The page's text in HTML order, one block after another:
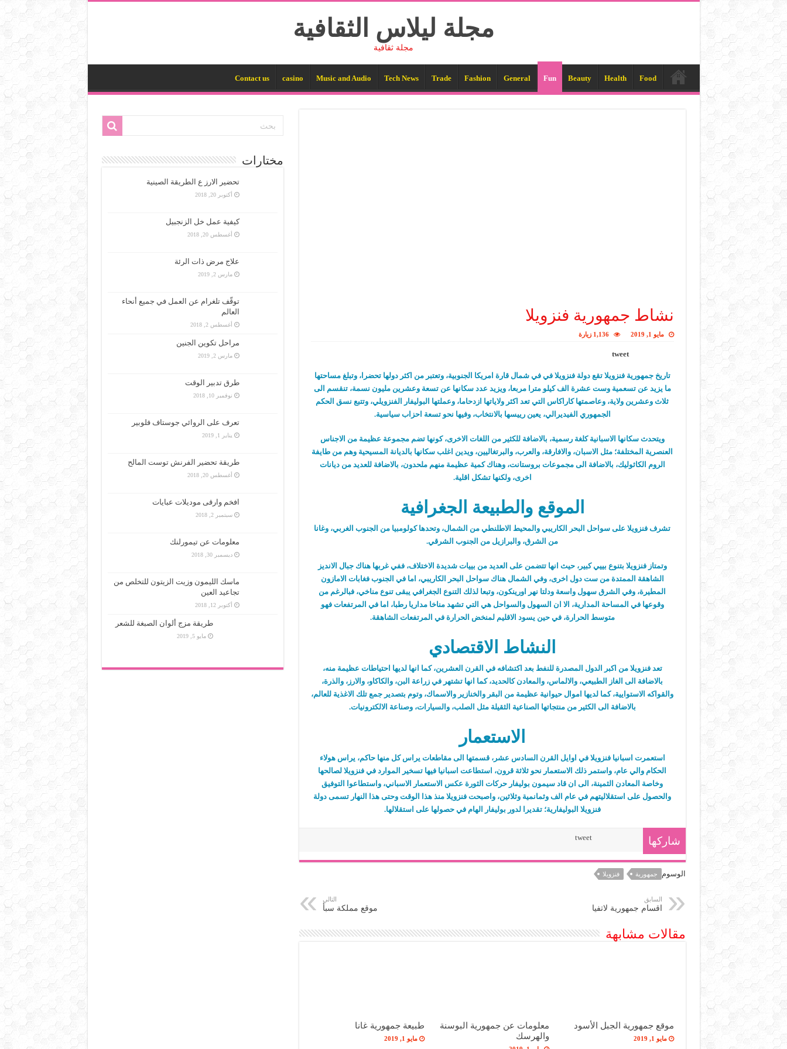
مجلة ليلاس الثقافية
مجلة ثقافية
Food
Health
Beauty
Fun
General
Fashion
Trade
Tech News
Music and Audio
casino
Contact us
نشاط جمهورية فنزويلا
مايو 1, 2019 1,136 زيارة
tweet
تاريخ جمهورية فنزويلا تقع دولة فنزويلا في في شمال قارة امريكا الجنوبية، وتعتبر من اكثر دولها تحضرا، وتبلغ مساحتها
ما يزيد عن تسعمية وست عشرة الف كيلو مترا مربعا، ويزيد عدد سكانها عن تسعة وعشرين مليون نسمة، تنقسم الى
ثلاث وعشرين ولاية، وعاصمتها كاراكاس التي تعد اكثر ولاياتها ازدحاما، وعملتها البوليفار الفنزويلي، وتتبع نسق الحكم
الجمهوري الفيديرالي، يعين رييسها بالانتخاب، وفيها نحو تسعة احزاب سياسية.
ويتحدث سكانها الاسبانية كلغة رسمية، بالاضافة للكثير من اللغات الاخرى، كونها تضم مجموعة عظيمة من الاجناس
العنصرية المختلفة؛ مثل الاسبان، والافارقة، والعرب، والبرتغاليين، ويدين اغلب سكانها بالديانة المسيحية وهم من طايفة
الروم الكاثوليك، بالاضافة الى مجموعات بروستانت، وهناك كمية عظيمة منهم ملحدون، بالاضافة للعديد من ديانات
اخرى، ولكنها تشكل اقلية.
الموقع والطبيعة الجغرافية
تشرف فنزويلا على سواحل البحر الكاريبي والمحيط الاطلنطي من الشمال، وتحدها كولومبيا من الجنوب الغربي، وغانا
من الشرق، والبرازيل من الجنوب الشرقي.
وتمتاز فنزويلا بتنوع بييي كبير، حيث انها تتضمن على العديد من بييات شديدة الاختلاف، ففي غربها هناك جبال الانديز
الشاهقة الممتدة من ست دول اخرى، وفي الشمال هناك سواحل البحر الكاريبي، اما في الجنوب فغابات الامازون
المطيرة، وفي الشرق سهول واسعة ودلتا نهر اورينكون، وتبعا لذلك التنوع الجغرافي يبقى تنوع مناخي، فبالرغم من
وقوعها في المساحة المدارية، الا ان السهول والسواحل هي التي تشهد مناخا مداريا رطبا، اما في المرتفعات فهو
متوسط الحرارة، في حين يسود الاقليم لمنخض الحرارة في المرتفعات الشاهقة.
النشاط الاقتصادي
تعد فنزويلا من اكبر الدول المصدرة للنفط بعد اكتشافه في القرن العشرين، كما انها لديها احتياطات عظيمة منه،
بالاضافة الى الغاز الطبيعي، والالماس، والمعادن كالحديد، كما انها تشتهر في زراعة البن، والكاكاو، والارز، والذرة،
والقواكه الاستوايية، كما لديها اموال حيوانية عظيمة من البقر والخنازير والاسماك، وتوم بتصدير جمع تلك الاغذية للعالم،
بالاضافة الى الكثير من منتجاتها الصناعية الثقيلة مثل الصلب، والسيارات، وصناعة الالكترونيات.
الاستعمار
استعمرت اسبانيا فنزويلا في اوايل القرن السادس عشر، قسمتها الى مقاطعات يراس كل منها حاكم، يراس هولاء
الحكام والي عام، واستمر ذلك الاستعمار نحو ثلاثة قرون، استطاعت اسبانيا فيها تسخير الموارد في فنزويلا لصالحها
وخاصة المعادن الثمينة، الى ان قاد سيمون بوليفار حركات الثورة عكس الاستعمار الاسباني، واستطاعوا التوفيق
والحصول على استقلاليتهم في عام الف وثمانمية وثلاثين، واصبحت فنزويلا منذ هذا الوقت وحتى هذا النهار تسمى دولة
فنزويلا البوليفارية؛ تقديرا لدور بوليفار الهام في حصولها على استقلالها.
شاركها tweet
الوسوم جمهورية فنزويلا
السابق
اقسام جمهورية لاتفيا
التالي
موقع مملكة سبأ
مقالات مشابهة
موقع جمهورية الجبل الأسود
مايو 1, 2019
معلومات عن جمهورية البوسنة
والهرسك
طبيعة جمهورية غانا
مايو 1, 2019
مختارات
تحضير الارز ع الطريقة الصينية
أكتوبر 20, 2018
كيفية عمل خل الزنجبيل
أغسطس 20, 2018
علاج مرض ذات الرئة
مارس 2, 2019
توقّف تلغرام عن العمل في جميع أنحاء
العالم
أغسطس 2, 2018
مراحل تكوين الجنين
مارس 2, 2019
طرق تدبير الوقت
نوفمبر 10, 2018
تعرف على الروائي جوستاف فلوبير
يناير 1, 2019
طريقة تحضير الفرنش توست المالح
أغسطس 20, 2018
افخم وارقى موديلات عبايات
سبتمبر 2, 2018
معلومات عن تيمورلنك
ديسمبر 30, 2018
ماسك الليمون وزيت الزيتون للتخلص من
تجاعيد العين
أكتوبر 12, 2018
طريقة مزج ألوان الصبغة للشعر
مايو 5, 2019